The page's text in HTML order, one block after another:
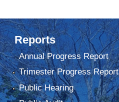
Reports
Annual Progress Report
Trimester Progress Report
Public Hearing